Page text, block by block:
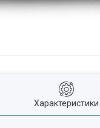
Характеристики